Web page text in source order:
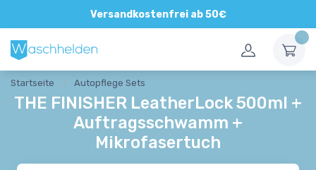
Versandkostenfrei ab 50€
Direkte und persönliche Beratung
Startseite Autopflege Sets
THE FINISHER LeatherLock 500ml +
Auftragsschwamm +
Mikrofasertuch